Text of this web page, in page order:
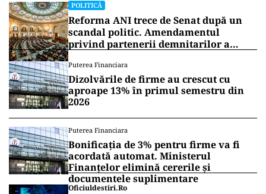
POLITICĂ
Reforma ANI trece de Senat după un
scandal politic. Amendamentul
privind partenerii demnitarilor a
Puterea Financiara
Dizolvările de firme au crescut cu
aproape 13% în primul semestru din
2026
Puterea Financiara
Bonificația de 3% pentru firme va fi
acordată automat. Ministerul
Finanțelor elimină cererile și
documentele suplimentare
Oficiuldestiri.ro